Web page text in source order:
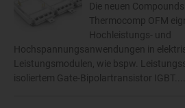
Die neuen
Thermocomp OFM
Hochleistungs- und
Hochspannungsanwendungen in
Leistungsmodulen, wie bspw.
isoliertem Gate-Bipolartransistor IGBT....